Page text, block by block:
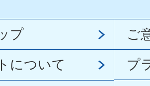
プ
ご
について
プ